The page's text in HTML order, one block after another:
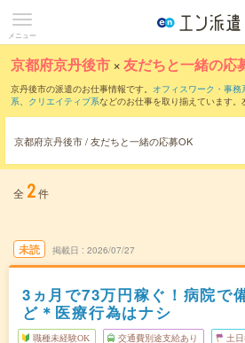
メニュー
京都府京丹後市 ×友だちと一緒の応
京丹後市の派遣のお仕事情報です。 オフィスワーク・事務
系、 クリエイティブ系などのお仕事を取り揃えています
京都府京丹後市 / 友だちと一緒の応募OK
全 2件
未読 掲載日 2026/07/27
3ヵ月で73万円稼ぐ！病院で
ど＊医療行為はナシ
職種未経験OK 交通費別途支給あり 土